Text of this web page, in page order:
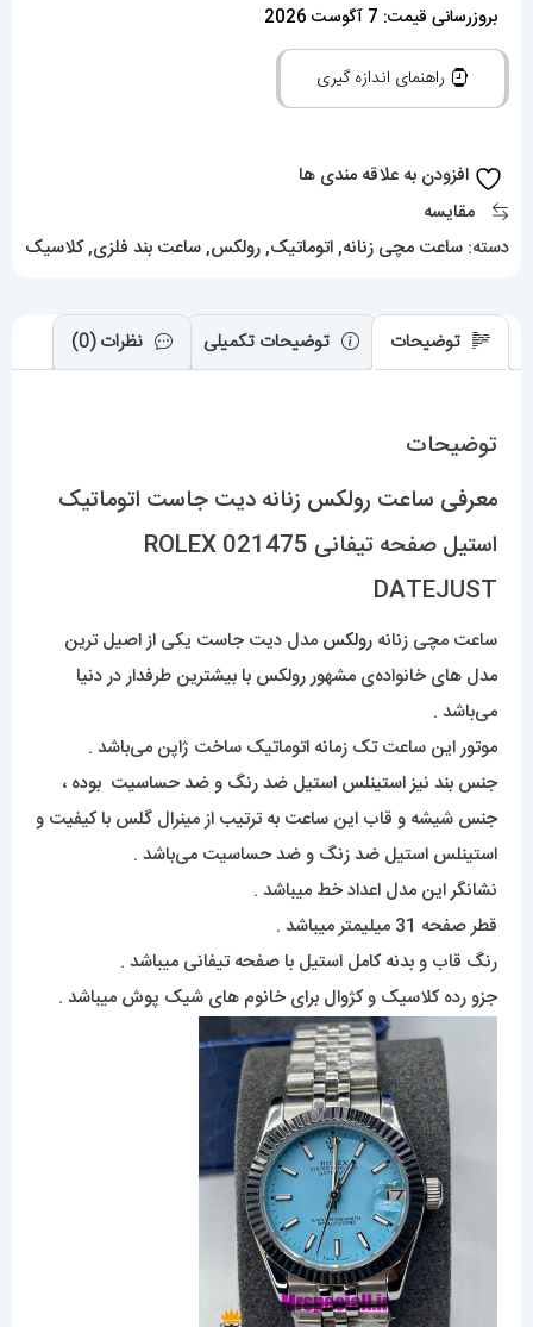
زنانه
دیت
جاست
صفحه
DATEJUST
عدد
بروزرسانی قیمت: 7 آگوست 2026
راهنمای اندازه گیری
افزودن به علاقه مندی ها
مقایسه
دسته: ساعت مچی زنانه,اتوماتیک,رولکس,ساعت بند فلزی,کلاسیک
توضیحات توضیحات تکمیلی نظرات (0)
توضیحات
معرفی ساعت رولکس زنانه دیت جاست اتوماتیک
استیل صفحه تیفانی 021475 ROLEX
DATEJUST
ساعت مچی زنانه رولکس مدل دیت جاست یکی از اصیل ترین
مدل های خانواده‌ی مشهور رولکس با بیشترین طرفدار در دنیا
می‌باشد .
موتور این ساعت تک زمانه اتوماتیک ساخت ژاپن می‌باشد .
جنس بند نیز استینلس استیل ضد رنگ و ضد حساسیت بوده ،
جنس شیشه و قاب این ساعت به ترتیب از مینرال گلس با کیفیت و
استینلس استیل ضد زنگ و ضد حساسیت می‌باشد .
نشانگر این مدل اعداد خط میباشد .
قطر صفحه 31 میلیمتر میباشد .
رنگ قاب و بدنه کامل استیل با صفحه تیفانی میباشد .
جزو رده کلاسیک و کژوال برای خانوم های شیک پوش میباشد .